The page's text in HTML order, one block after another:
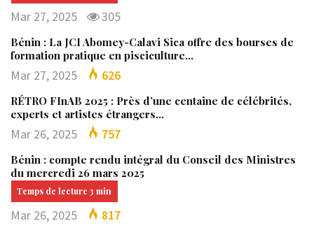
Mar 27, 2025 305
Bénin : La JCI Abomey-Calavi Sica offre des bourses de
formation pratique en pisciculture…
Mar 27, 2025 626
RÉTRO FInAB 2025 : Près d’une centaine de célébrités,
experts et artistes étrangers…
Mar 26, 2025 757
Bénin : compte rendu intégral du Conseil des Ministres
du mercredi 26 mars 2025
Mar 26, 2025 817